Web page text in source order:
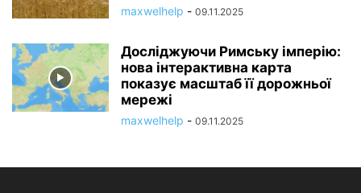
maxwelhelp - 09.11.2025
Досліджуючи Римську імперію:
нова інтерактивна карта
показує масштаб її дорожньої
мережі
maxwelhelp - 09.11.2025